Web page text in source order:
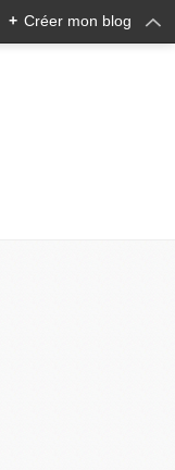
+ Créer mon blog